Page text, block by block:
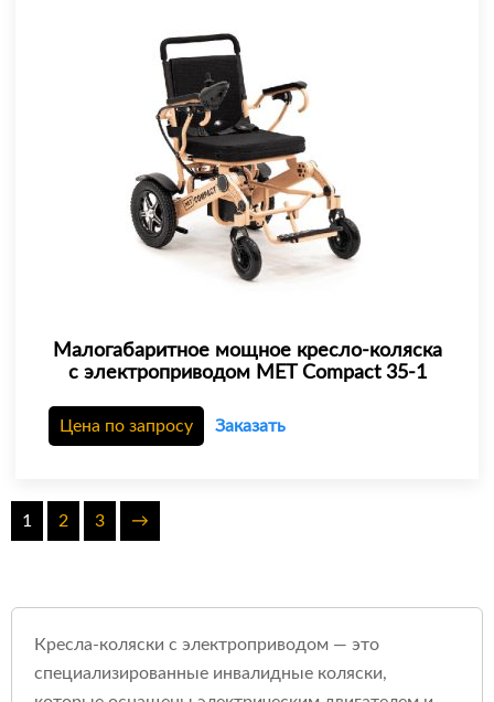
Малогабаритное мощное кресло-коляска
с электроприводом MET Compact 35-1
Цена по запросу Заказать
1 2 3 →
Кресла-коляски с электроприводом — это
специализированные инвалидные коляски,